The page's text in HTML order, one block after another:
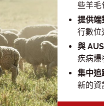
些羊毛
提供端
行數位
與
疾病爆
集中追
新的資